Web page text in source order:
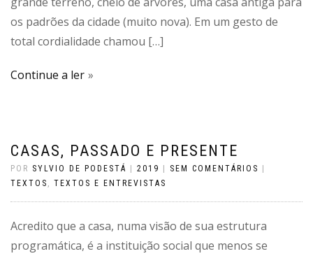
os padrões da cidade (muito nova). Em um gesto de
total cordialidade chamou […]
Continue a ler
CASAS, PASSADO E PRESENTE
POR SYLVIO DE PODESTÁ | 2019 | SEM COMENTÁRIOS |
TEXTOS
TEXTOS E ENTREVISTAS
Acredito que a casa, numa visão de sua estrutura
programática, é a instituição social que menos se